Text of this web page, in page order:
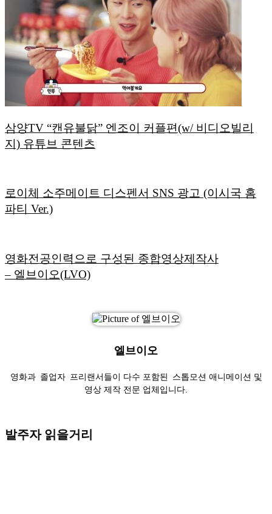
삼양TV “캔유불닭” 엔조이 커플편(w/ 비디오빌리
지) 유튜브 콘텐츠
로이체 소주메이트 디스펜서 SNS 광고 (이시국 홈
파티 Ver.)
영화전공인력으로 구성된 종합영상제작사
– 엘브이오(LVO)
엘브이오
영화과 졸업자 프리랜서들이 다수 포함된 스톱모션 애니메이션 및
영상 제작 전문 업체입니다.
발주자 읽을거리